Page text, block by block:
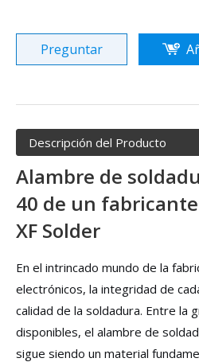
Preguntar
Descripción del Producto
Alambre de
40 de un
XF Solder
En el intrincado mundo de la
electrónicos, la integridad de
calidad de la soldadura. Entre la
disponibles, el alambre de
sigue siendo un material